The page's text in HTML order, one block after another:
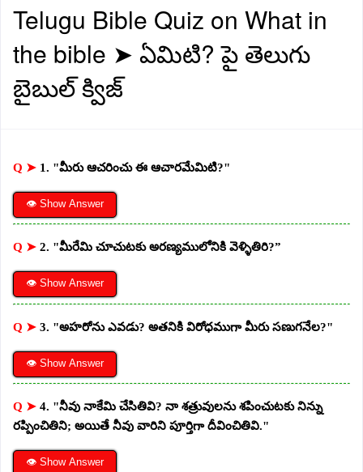
Telugu Bible Quiz on What in
the bible ➤ ఏమిటి? పై తెలుగు
బైబుల్ క్విజ్
Q ➤ 1. "మీరు ఆచరించు ఈ ఆచారమేమిటి?"
👁 Show Answer
Q ➤ 2. "మీరేమి చూచుటకు అరణ్యములోనికి వెళ్ళితిరి?”
👁 Show Answer
Q ➤ 3. "అహరోను ఎవడు? అతనికి విరోధముగా మీరు సణుగనేల?"
👁 Show Answer
Q ➤ 4. "నీవు నాకేమి చేసితివి? నా శత్రువులను శపించుటకు నిన్ను
రప్పించితిని; అయితే నీవు వారిని పూర్తిగా దీవించితివి."
👁 Show Answer